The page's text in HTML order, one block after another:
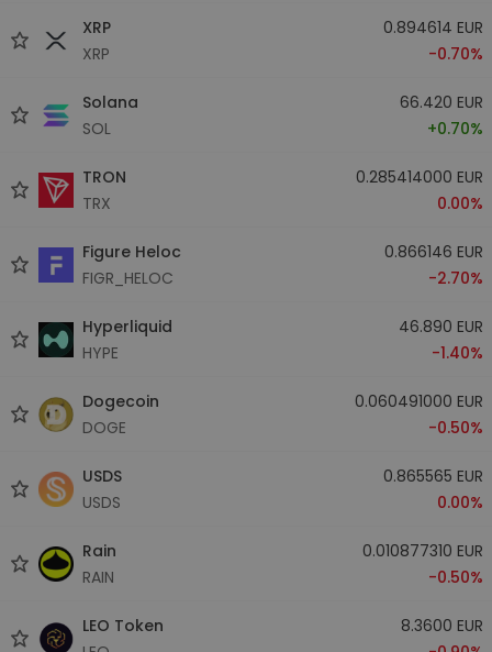
XRP
XRP
0.894614 EUR
-0.70%
Solana
SOL
66.420 EUR
+0.70%
TRON
TRX
0.285414000 EUR
0.00%
Figure Heloc
FIGR_HELOC
0.866146 EUR
-2.70%
Hyperliquid
HYPE
46.890 EUR
-1.40%
Dogecoin
DOGE
0.060491000 EUR
-0.50%
USDS
USDS
0.865565 EUR
0.00%
Rain
RAIN
0.010877310 EUR
-0.50%
LEO Token
8.3600 EUR